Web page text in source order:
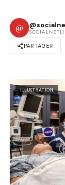
@
PARTAGER
ILLUSTRATION